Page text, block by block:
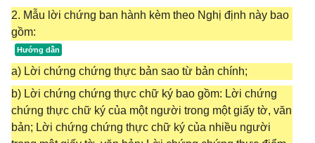
2. Mẫu lời chứng ban hành kèm theo Nghị định này bao
gồm:
a) Lời chứng chứng thực bản sao từ bản chính;
b) Lời chứng chứng thực chữ ký bao gồm: Lời chứng
chứng thực chữ ký của một người trong một giấy tờ, văn
bản; Lời chứng chứng thực chữ ký của nhiều người